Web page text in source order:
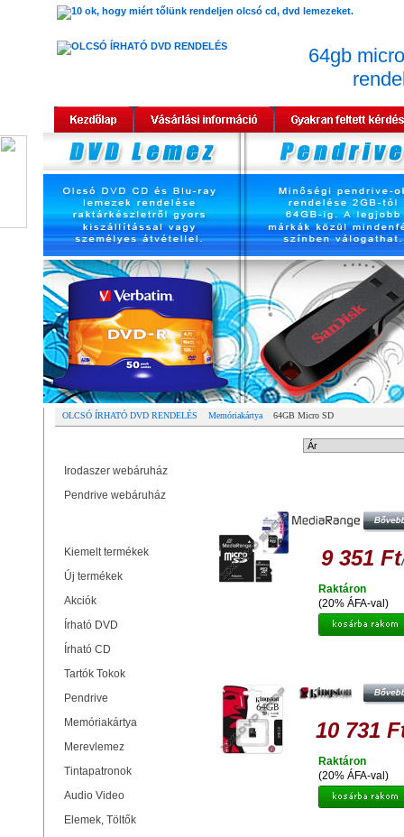
64gb
OLCSÓ ÍRHATÓ DVD RENDELÉS Memóriakártya 64GB Micro SD
Irodaszer webáruház
Pendrive webáruház
Kiemelt termékek
Új termékek
Akciók
Írható DVD
Írható CD
Tartók Tokok
Pendrive
Memóriakártya
Merevlemez
Tintapatronok
Audio Video
Elemek, Töltők
9 351 Ft
(20% ÁFA-val)
Raktáron
10 731
(20% ÁFA-val)
Raktáron